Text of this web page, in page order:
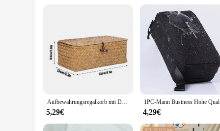
This storage organiser is not just for personal use; it is
affordable option for businesses looking to maintain an
reliable choice for professionals in the retail or service
Aufbewahrungsregalkorb mit Deckel, rechteckig, handgefertigt, Seegras, Rattan, gewebt, Make-up-Organizer, Mehrzweckbehälter, natürliche Box für
5,29€ 4,29€